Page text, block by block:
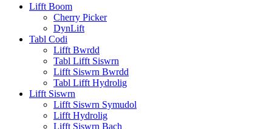
Lifft Boom
Cherry Picker
DynLift
Tabl Codi
Lifft Bwrdd
Tabl Lifft Siswrn
Lifft Siswrn Bwrdd
Tabl Lifft Hydrolig
Lifft Siswrn
Lifft Siswrn Symudol
Lifft Hydrolig
Lifft Siswrn Bach